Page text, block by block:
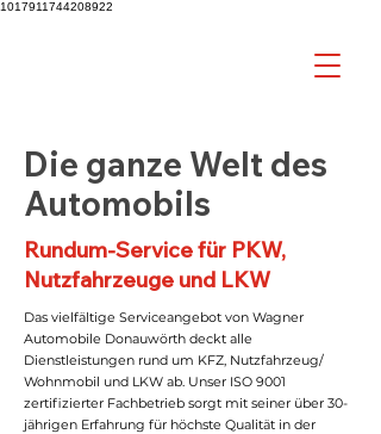
1017911744208922
Die ganze Welt des
Automobils
Rundum-Service für PKW,
Nutzfahrzeuge und LKW
Das vielfältige Serviceangebot von Wagner
Automobile Donauwörth deckt alle
Dienstleistungen rund um KFZ, Nutzfahrzeug/
Wohnmobil und LKW ab. Unser ISO 9001
zertifizierter Fachbetrieb sorgt mit seiner über 30-
jährigen Erfahrung für höchste Qualität in der